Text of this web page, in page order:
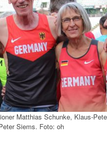
Matthias Schunke, Klaus-
Siems. Foto: oh